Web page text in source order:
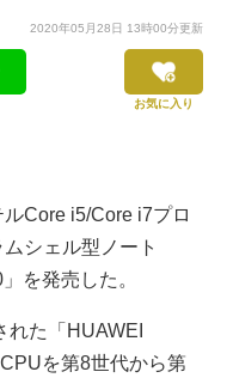
2020年05月28日 13時00分更新
お気に入り
Core i5/Core i7プロ
シェル型ノート
を発売した。
た「HUAWEI
を第8世代から第